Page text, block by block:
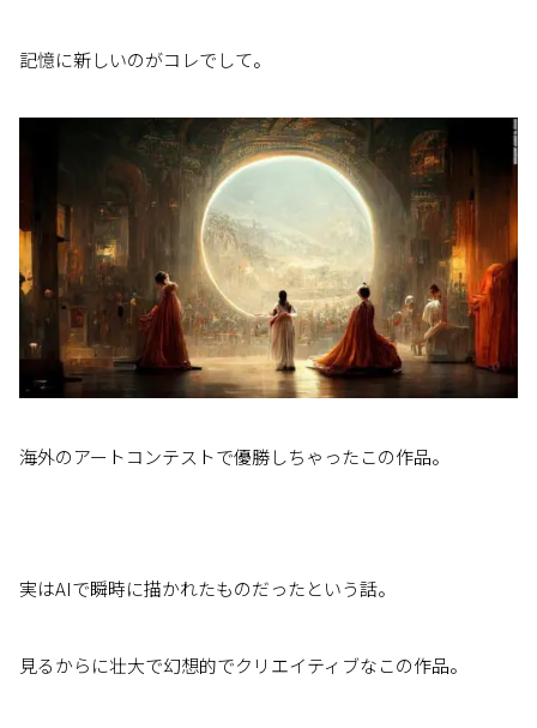
記憶に新しいのがコレでして。
海外のアートコンテストで優勝しちゃったこの作品。
実はAIで瞬時に描かれたものだったという話。
見るからに壮大で幻想的でクリエイティブなこの作品。